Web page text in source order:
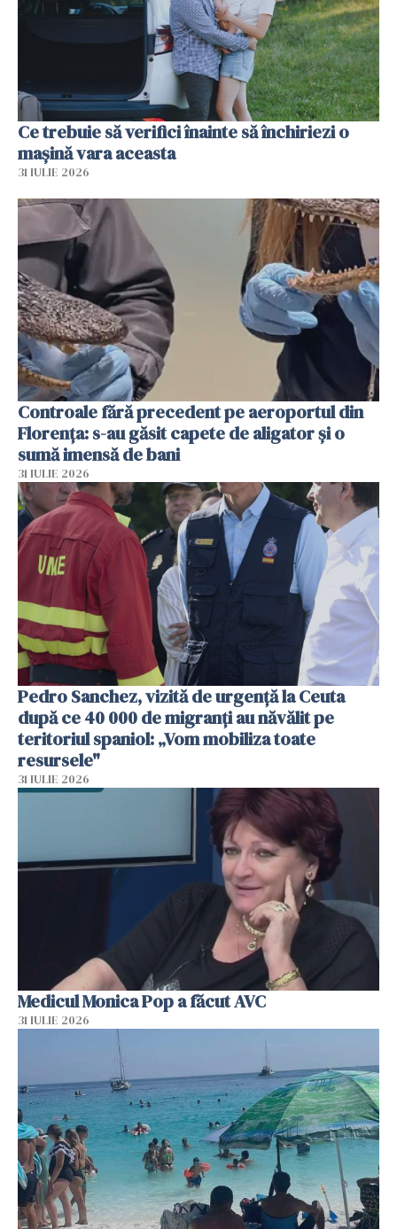
Ce trebuie să verifici înainte să închiriezi o
mașină vara aceasta
31 IULIE 2026
Controale fără precedent pe aeroportul din
Florența: s-au găsit capete de aligator și o
sumă imensă de bani
31 IULIE 2026
Pedro Sanchez, vizită de urgență la Ceuta
după ce 40 000 de migranți au năvălit pe
teritoriul spaniol: „Vom mobiliza toate
resursele"
31 IULIE 2026
Medicul Monica Pop a făcut AVC
31 IULIE 2026